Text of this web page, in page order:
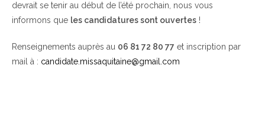
devrait se tenir au début de l’été prochain, nous vous
informons que les candidatures sont ouvertes !
Renseignements auprès au 06 81 72 80 77 et inscription par
mail à : candidate.missaquitaine@gmail.com